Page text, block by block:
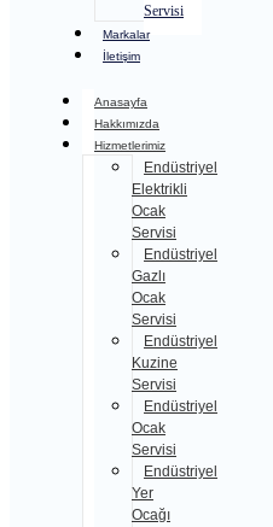
Servisi
Markalar
İletişim
Anasayfa
Hakkımızda
Hizmetlerimiz
Endüstriyel
Elektrikli
Ocak
Servisi
Endüstriyel
Gazlı
Ocak
Servisi
Endüstriyel
Kuzine
Servisi
Endüstriyel
Ocak
Servisi
Endüstriyel
Yer
Ocağı